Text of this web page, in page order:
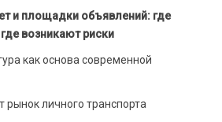
и площадки объявлений: где
возникают риски
как основа современной
рынок личного транспорта